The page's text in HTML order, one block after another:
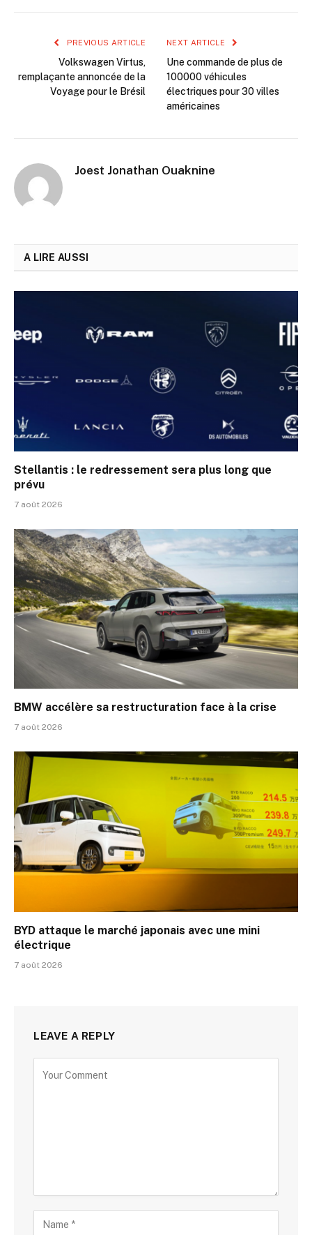
PREVIOUS ARTICLE
Volkswagen Virtus,
remplaçante annoncée de la
Voyage pour le Brésil
NEXT ARTICLE
Une commande de plus de
100000 véhicules
électriques pour 30 villes
américaines
Joest Jonathan Ouaknine
A LIRE AUSSI
Stellantis : le redressement sera plus long que
prévu
7 août 2026
BMW accélère sa restructuration face à la crise
7 août 2026
BYD attaque le marché japonais avec une mini
électrique
7 août 2026
LEAVE A REPLY